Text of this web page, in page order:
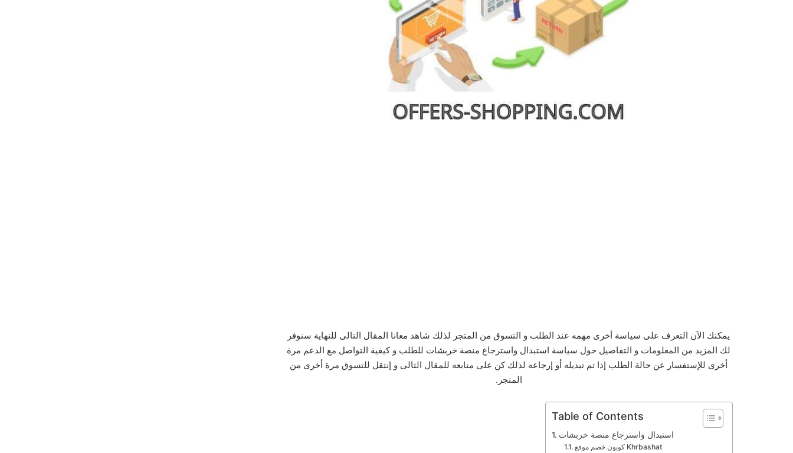
يمكنك الآن التعرف على سياسة أخرى مهمه عند الطلب و التسوق من المتجر لذلك شاهد معانا المقال التالى للنهاية سنوفر
لك المزيد من المعلومات و التفاصيل حول سياسة استبدال واسترجاع منصة خربشات للطلب و كيفية التواصل مع الدعم مرة
أخرى للإستفسار عن حالة الطلب إذا تم تبديله أو إرجاعه لذلك كن على متابعه للمقال التالى و إنتقل للتسوق مرة أخرى من
المتجر.
Table of Contents
استبدال واسترجاع منصة خربشات
كوبون خصم موقع Khrbashat